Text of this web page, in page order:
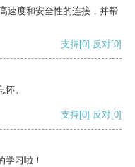
速度和安全性的连接，并帮
支持[0] 反对[0]
。
支持[0] 反对[0]
学习啦！